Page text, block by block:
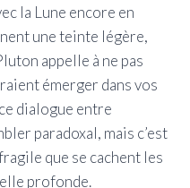
la Lune encore en
une teinte légère,
appelle à ne pas
émerger dans vos
dialogue entre
paradoxal, mais c’est
que se cachent les
profonde.